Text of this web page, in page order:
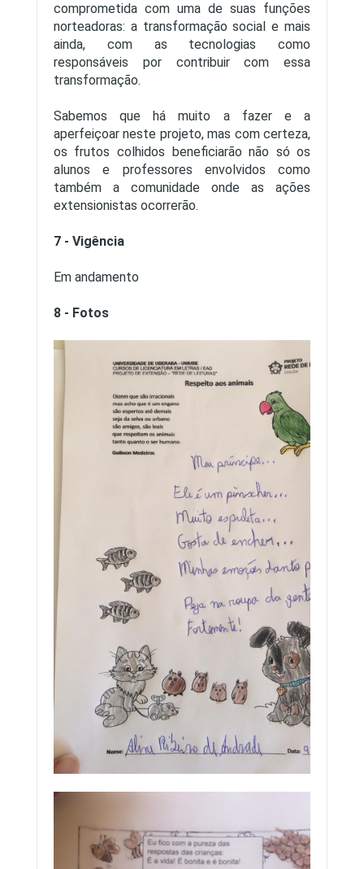
comprometida com uma de suas funções
norteadoras: a transformação social e mais
ainda, com as tecnologias como
responsáveis por contribuir com essa
transformação.
Sabemos que há muito a fazer e a
aperfeiçoar neste projeto, mas com certeza,
os frutos colhidos beneficiarão não só os
alunos e professores envolvidos como
também a comunidade onde as ações
extensionistas ocorrerão.
7 - Vigência
Em andamento
8 - Fotos